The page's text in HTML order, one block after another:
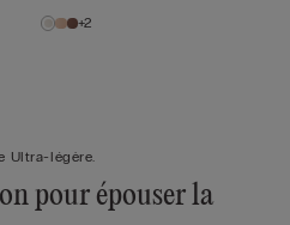
+2
Ultra-légère.
pour épouser la